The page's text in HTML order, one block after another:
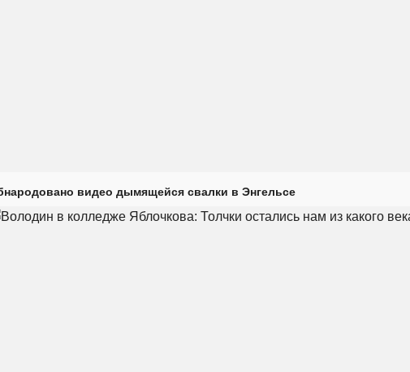
видео дымящейся свалки в Энгельсе